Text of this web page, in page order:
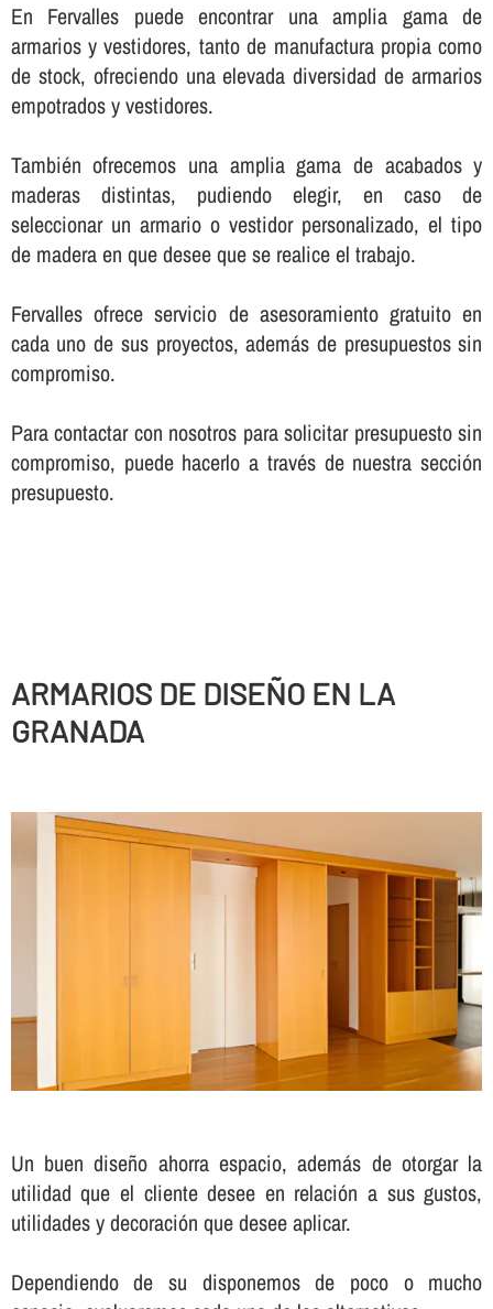
En Fervalles puede encontrar una amplia gama de
armarios y vestidores, tanto de manufactura propia como
de stock, ofreciendo una elevada diversidad de armarios
empotrados y vestidores.
También ofrecemos una amplia gama de acabados y
maderas distintas, pudiendo elegir, en caso de
seleccionar un armario o vestidor personalizado, el tipo
de madera en que desee que se realice el trabajo.
Fervalles ofrece servicio de asesoramiento gratuito en
cada uno de sus proyectos, además de presupuestos sin
compromiso.
Para contactar con nosotros para solicitar presupuesto sin
compromiso, puede hacerlo a través de nuestra sección
presupuesto.
ARMARIOS DE DISEÑO EN LA
GRANADA
Un buen diseño ahorra espacio, además de otorgar la
utilidad que el cliente desee en relación a sus gustos,
utilidades y decoración que desee aplicar.
Dependiendo de su disponemos de poco o mucho